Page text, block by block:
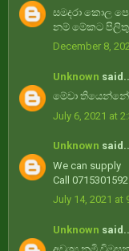
සමදරා කොල
නම් මේකට
December 8,
Unknown
මේවා
July 6, 2021 at
Unknown
We can supply
Call 0715301592
July 14, 2021 at
Unknown